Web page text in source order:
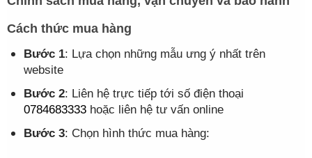
Cách thức mua hàng
Bước 1: Lựa chọn những mẫu ưng ý nhất trên
website
Bước 2: Liên hệ trực tiếp tới số điện thoại
0784683333hoặc liên hệ tư vấn online
Bước 3: Chọn hình thức mua hàng: